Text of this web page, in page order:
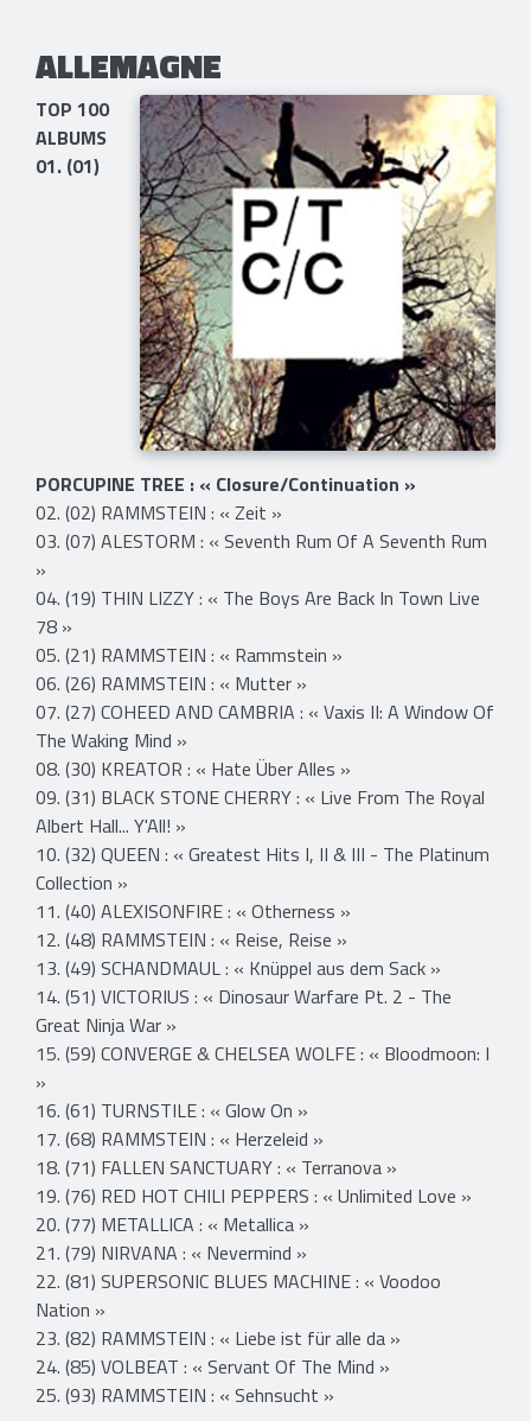
ALLEMAGNE
TOP 100
ALBUMS
01. (01)
PORCUPINE TREE : « Closure/Continuation »
02. (02) RAMMSTEIN : « Zeit »
03. (07) ALESTORM : « Seventh Rum Of A Seventh Rum
»
04. (19) THIN LIZZY : « The Boys Are Back In Town Live
78 »
05. (21) RAMMSTEIN : « Rammstein »
06. (26) RAMMSTEIN : « Mutter »
07. (27) COHEED AND CAMBRIA : « Vaxis II: A Window Of
The Waking Mind »
08. (30) KREATOR : « Hate Über Alles »
09. (31) BLACK STONE CHERRY : « Live From The Royal
Albert Hall... Y'All! »
10. (32) QUEEN : « Greatest Hits I, II & III - The Platinum
Collection »
11. (40) ALEXISONFIRE : « Otherness »
12. (48) RAMMSTEIN : « Reise, Reise »
13. (49) SCHANDMAUL : « Knüppel aus dem Sack »
14. (51) VICTORIUS : « Dinosaur Warfare Pt. 2 - The
Great Ninja War »
15. (59) CONVERGE & CHELSEA WOLFE : « Bloodmoon: I
»
16. (61) TURNSTILE : « Glow On »
17. (68) RAMMSTEIN : « Herzeleid »
18. (71) FALLEN SANCTUARY : « Terranova »
19. (76) RED HOT CHILI PEPPERS : « Unlimited Love »
20. (77) METALLICA : « Metallica »
21. (79) NIRVANA : « Nevermind »
22. (81) SUPERSONIC BLUES MACHINE : « Voodoo
Nation »
23. (82) RAMMSTEIN : « Liebe ist für alle da »
24. (85) VOLBEAT : « Servant Of The Mind »
25. (93) RAMMSTEIN : « Sehnsucht »